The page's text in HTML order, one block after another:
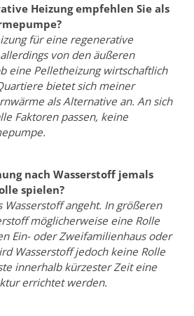
Heizung empfehlen Sie als
für eine regenerative
von den äußeren
eine Pelletheizung wirtschaftlich
bietet sich meiner
als Alternative an. An sich
Faktoren passen, keine
nach Wasserstoff jemals
spielen?
Wasserstoff angeht. In größeren
möglicherweise eine Rolle
Ein- oder Zweifamilienhaus oder
Wasserstoff jedoch keine Rolle
innerhalb kürzester Zeit eine
errichtet werden.